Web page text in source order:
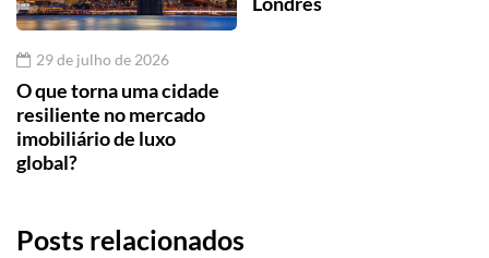
29 de julho de 2026
O que torna uma cidade
resiliente no mercado
imobiliário de luxo
global?
Posts relacionados